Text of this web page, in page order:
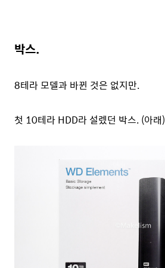
박스.
8테라 모델과 바뀐 것은 없지만.
첫 10테라 HDD라 설렜던 박스. (아래)